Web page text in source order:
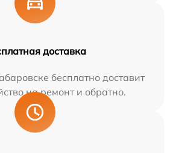
доставка
бесплатно доставит
на ремонт и обратно.